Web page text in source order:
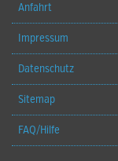
Anfahrt
Impressum
Datenschutz
Sitemap
FAQ/Hilfe